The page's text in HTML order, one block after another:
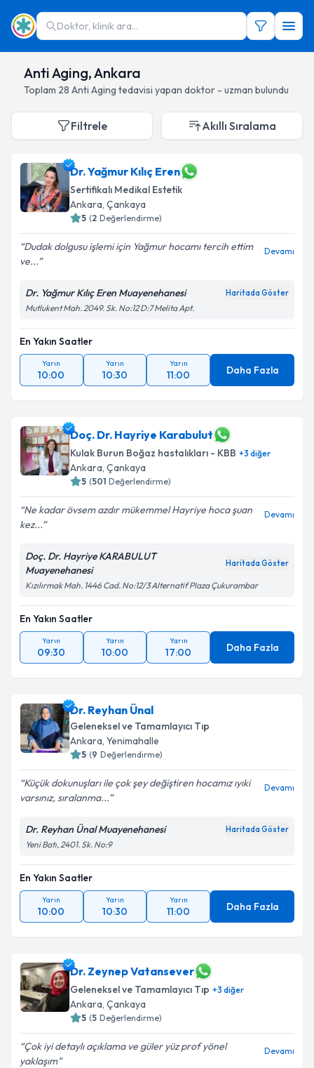
Doktor, klinik ara...
Anti Aging, Ankara
Toplam 28 Anti Aging tedavisi yapan doktor - uzman bulundu
Filtrele Akıllı Sıralama
Dr. Yağmur Kılıç Eren
Sertifikalı Medikal Estetik
Ankara, Çankaya
5 (2 Değerlendirme)
Dudak dolgusu işlemi için Yağmur hocamı tercih ettim
ve...
Devamı
Dr. Yağmur Kılıç Eren Muayenehanesi Haritada Göster
Mutlukent Mah. 2049. Sk. No:12 D:7 Melita Apt.
En Yakın Saatler
Yarın
10:00
Yarın
10:30
Yarın
11:00 Daha Fazla
Doç. Dr. Hayriye Karabulut
Kulak Burun Boğaz hastalıkları - KBB +3 diğer
Ankara, Çankaya
5 (501 Değerlendirme)
Ne kadar övsem azdır mükemmel Hayriye hoca şuan
kez...
Devamı
Doç. Dr. Hayriye KARABULUT
Muayenehanesi
Haritada Göster
Kızılırmak Mah. 1446 Cad. No:12/3 Alternatif Plaza Çukurambar
En Yakın Saatler
Yarın
09:30
Yarın
10:00
Yarın
17:00 Daha Fazla
Dr. Reyhan Ünal
Geleneksel ve Tamamlayıcı Tıp
Ankara, Yenimahalle
5 (9 Değerlendirme)
Küçük dokunuşları ile çok şey değiştiren hocamız ıyıki
varsınız, sıralanma...
Devamı
Dr. Reyhan Ünal Muayenehanesi Haritada Göster
Yeni Batı, 2401. Sk. No:9
En Yakın Saatler
Yarın
10:00
Yarın
10:30
Yarın
11:00 Daha Fazla
Dr. Zeynep Vatansever
Geleneksel ve Tamamlayıcı Tıp +3 diğer
Ankara, Çankaya
5 (5 Değerlendirme)
Çok iyi detaylı açıklama ve güler yüz prof yönel
yaklaşım
Devamı